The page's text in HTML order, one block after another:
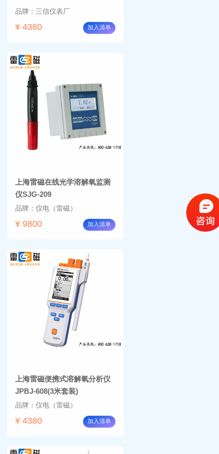
品牌：三信仪表厂
¥ 4380 加入清单
上海雷磁在线光学溶解氧监测
仪SJG-209
品牌：仪电（雷磁）
¥ 9800 加入清单
上海雷磁便携式溶解氧分析仪
JPBJ-608(3米套装)
品牌：仪电（雷磁）
¥ 4380 加入清单